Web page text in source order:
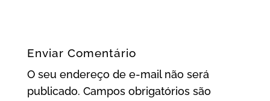
Enviar Comentário
O seu endereço de e-mail não será
publicado. Campos obrigatórios são